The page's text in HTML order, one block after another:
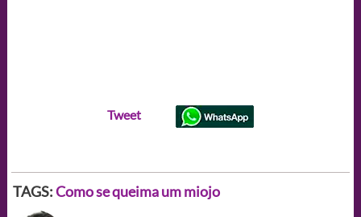
Tweet
TAGS:Como se queima um miojo